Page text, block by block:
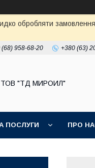
обробляти
(68) 958-68-20 +380 (63)
ТОВ "ТД МИРОИЛ"
ПОСЛУГИ ПРО